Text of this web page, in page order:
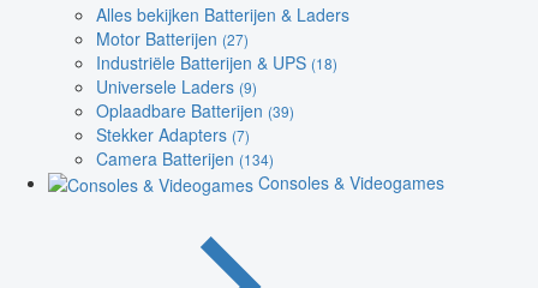
Alles bekijken Batterijen & Laders
Motor Batterijen (27)
Industriële Batterijen & UPS (18)
Universele Laders (9)
Oplaadbare Batterijen (39)
Stekker Adapters (7)
Camera Batterijen (134)
Consoles & Videogames